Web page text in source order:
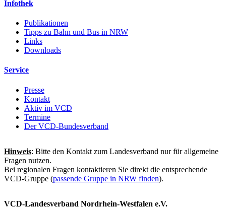
Infothek
Publikationen
Tipps zu Bahn und Bus in NRW
Links
Downloads
Service
Presse
Kontakt
Aktiv im VCD
Termine
Der VCD-Bundesverband
Hinweis: Bitte den Kontakt zum Landesverband nur für allgemeine
Fragen nutzen.
Bei regionalen Fragen kontaktieren Sie direkt die entsprechende
VCD-Gruppe (passende Gruppe in NRW finden).
VCD-Landesverband Nordrhein-Westfalen e.V.